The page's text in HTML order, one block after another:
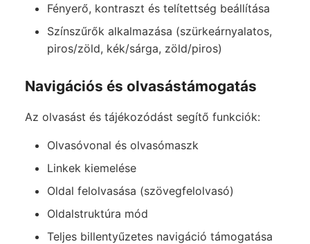
Fényerő, kontraszt és telítettség beállítása
Színszűrők alkalmazása (szürkeárnyalatos,
piros/zöld, kék/sárga, zöld/piros)
Navigációs és olvasástámogatás
Az olvasást és tájékozódást segítő funkciók:
Olvasóvonal és olvasómaszk
Linkek kiemelése
Oldal felolvasása (szövegfelolvasó)
Oldalstruktúra mód
Teljes billentyűzetes navigáció támogatása